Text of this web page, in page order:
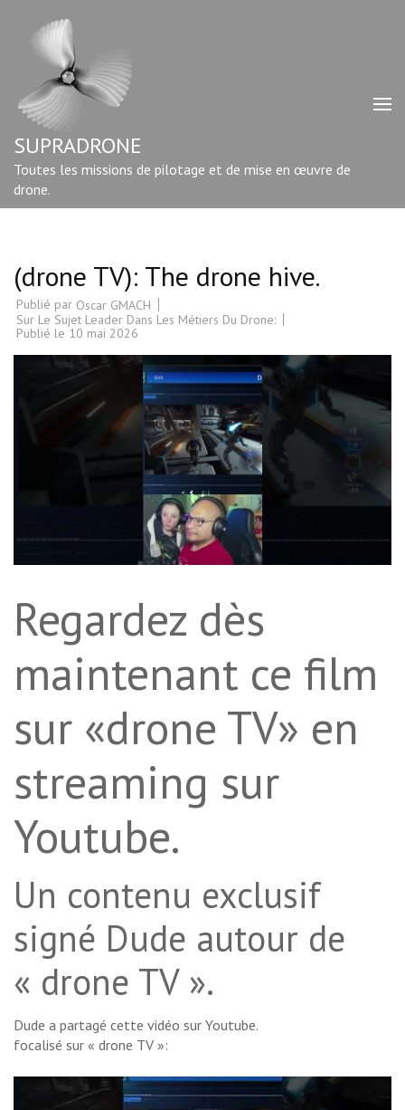
contenu
Entrée)
SUPRADRONE
Toutes les missions de pilotage et de mise en œuvre de
drone.
(drone TV): The drone hive.
Publié par Oscar GMACH
Sur Le Sujet Leader Dans Les Métiers Du Drone:
Publié le 10 mai 2026
Regardez dès
maintenant ce film
sur «drone TV» en
streaming sur
Youtube.
Un contenu exclusif
signé Dude autour de
« drone TV ».
Dude a partagé cette vidéo sur Youtube.
focalisé sur « drone TV »: